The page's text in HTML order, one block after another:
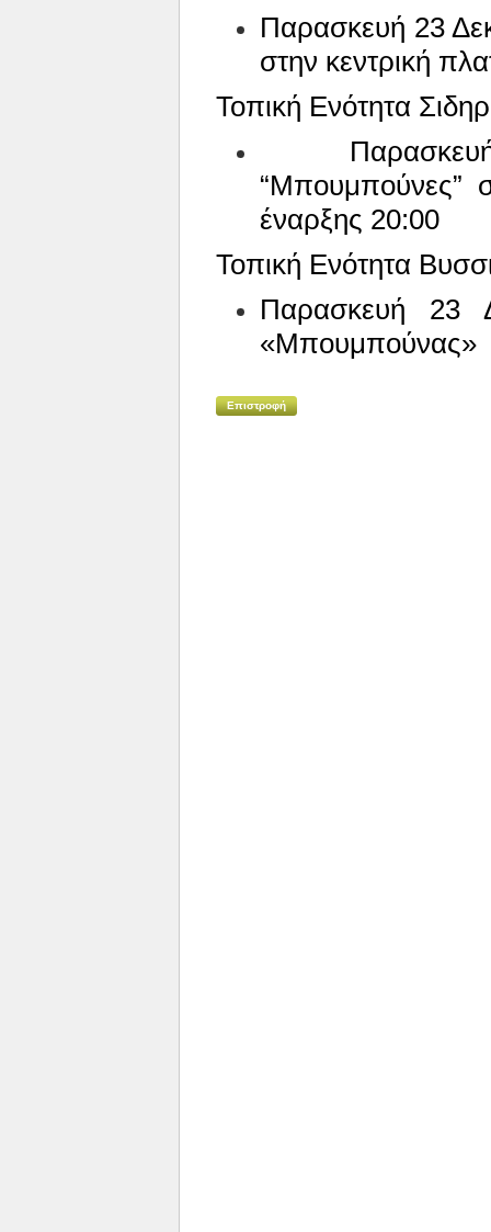
Παρασκευή 23
στην κεντρική
Τοπική Ενότητα
“Μπουμπούνες”
έναρξης 20:00
Τοπική Ενότητα
Παρασκευή 23
«Μπουμπούνας»